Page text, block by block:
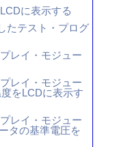
に表示する
たテスト・プログ
レイ・モジュー
レイ・モジュー
をLCDに表示す
レイ・モジュー
タの基準電圧を